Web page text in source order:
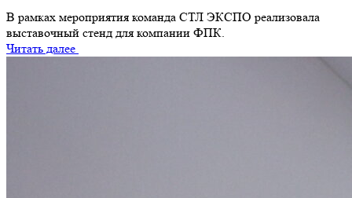
В рамках мероприятия команда СТЛ ЭКСПО реализовала
выставочный стенд для компании ФПК.
Читать далее